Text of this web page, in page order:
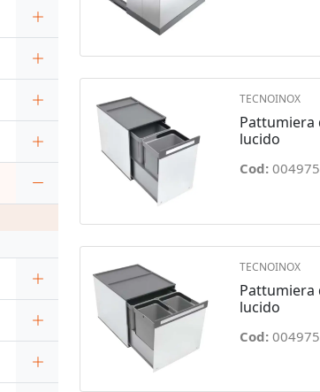
TECNOINOX
Pattumiera
lucido
Cod:
TECNOINOX
Pattumiera
lucido
Cod: